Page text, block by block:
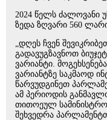
2024 წელს ძალოვანი
ზედა ზღვარი 560
„დღეს ჩვენ
გადავუგზავნოთ
ვარიანტი.
ვარიანტზე საკმაოდ
წარვუდგინეთ
ამ პერიოდის
თითოეულ
შეხვედრა